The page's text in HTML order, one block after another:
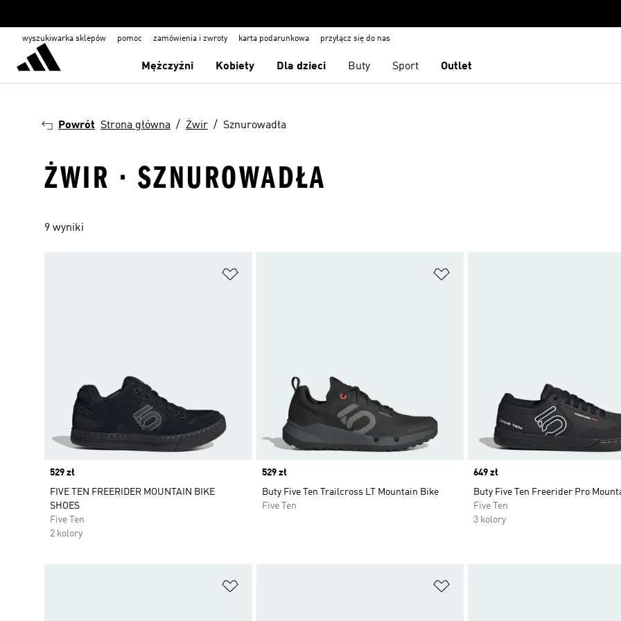
wyszukiwarka sklepów pomoc zamówienia i zwroty karta podarunkowa przyłącz się do nas
Mężczyźni Kobiety Dla dzieci Buty Sport Outlet
Powrót Strona główna Żwir Sznurowadła
ŻWIR · SZNUROWADŁA
9 wyniki
Price
529 zł
FIVE TEN FREERIDER MOUNTAIN BIKE
SHOES
Five Ten
2 kolory
Price
529 zł
Buty Five Ten Trailcross LT Mountain Bike
Five Ten
Price
649 zł
Buty Five Ten Freerider Pro
Five Ten
3 kolory